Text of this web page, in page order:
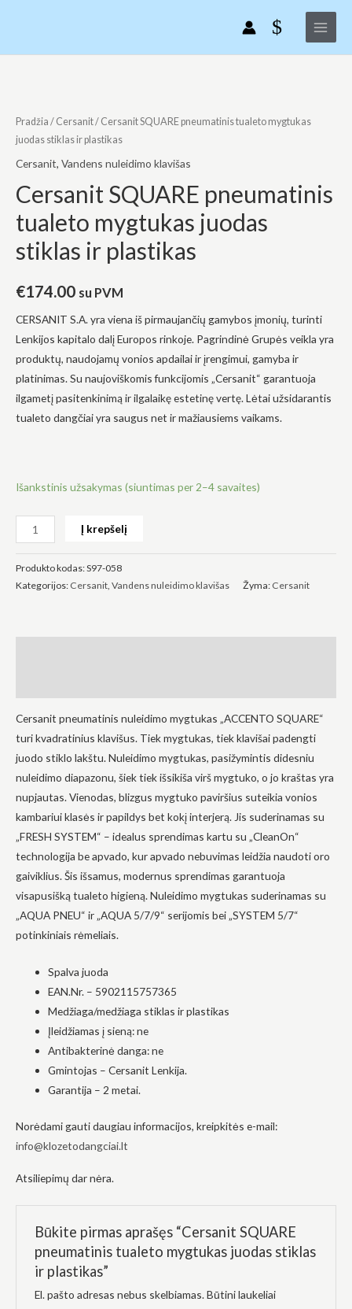
Main
Menu
Pradžia / Cersanit/ Cersanit SQUARE pneumatinis tualeto mygtukas
juodas stiklas ir plastikas
Cersanit, Vandens nuleidimo klavišas
Cersanit SQUARE pneumatinis
tualeto mygtukas juodas
stiklas ir plastikas
€174.00 su PVM
CERSANIT S.A. yra viena iš pirmaujančių gamybos įmonių, turinti
Lenkijos kapitalo dalį Europos rinkoje. Pagrindinė Grupės veikla yra
produktų, naudojamų vonios apdailai ir įrengimui, gamyba ir
platinimas. Su naujoviškomis funkcijomis „Cersanit“ garantuoja
ilgametį pasitenkinimą ir ilgalaikę estetinę vertę. Lėtai užsidarantis
tualeto dangčiai yra saugus net ir mažiausiems vaikams.
Išankstinis užsakymas (siuntimas per 2–4 savaites)
Cersanit
SQUARE
pneumatinis
mygtukas
juodas
ir
Į krepšelį
Produkto kodas:S97-058
Kategorijos: Cersanit Vandens nuleidimo klavišas Žyma: Cersanit
Cersanit pneumatinis nuleidimo mygtukas „ACCENTO SQUARE“
turi kvadratinius klavišus. Tiek mygtukas, tiek klavišai padengti
juodo stiklo lakštu. Nuleidimo mygtukas, pasižymintis didesniu
nuleidimo diapazonu, šiek tiek išsikiša virš mygtuko, o jo kraštas yra
nupjautas. Vienodas, blizgus mygtuko paviršius suteikia vonios
kambariui klasės ir papildys bet kokį interjerą. Jis suderinamas su
„FRESH SYSTEM“ – idealus sprendimas kartu su „CleanOn“
technologija be apvado, kur apvado nebuvimas leidžia naudoti oro
gaiviklius. Šis išsamus, modernus sprendimas garantuoja
visapusišką tualeto higieną. Nuleidimo mygtukas suderinamas su
„AQUA PNEU“ ir „AQUA 5/7/9“ serijomis bei „SYSTEM 5/7“
potinkiniais rėmeliais.
Spalva juoda
EAN.Nr. – 5902115757365
Medžiaga/medžiaga stiklas ir plastikas
Įleidžiamas į sieną: ne
Antibakterinė danga: ne
Gmintojas – Cersanit Lenkija.
Garantija – 2 metai.
Norėdami gauti daugiau informacijos, kreipkitės e-mail:
info@klozetodangciai.lt
Atsiliepimų dar nėra.
Būkite pirmas aprašęs “Cersanit SQUARE
pneumatinis tualeto mygtukas juodas stiklas
ir plastikas”
El. pašto adresas nebus skelbiamas. Būtini laukeliai
yra
Jie
reikalingi,
kad
veiktų.
Siekdami
į tai, kaip
svetainė yra
naudojama.
Patirtis
Kad mūsų
svetainė
veiktų kuo
geriau jūsų
apsilankymo
metu. Jei
atsisakysite
šių slapukų,
kai kurios
funkcijos iš
Rinkodara
savo
pomėgiais ir
lankotės
mūsų
galimybę
pamatyti
pasiūlymus.
mygtukas